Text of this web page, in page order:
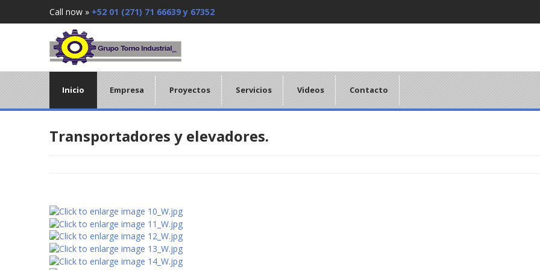
Call now » +52 01 (271) 71 66639 y 67352
Inicio Empresa Proyectos Servicios Videos Contacto
Transportadores y elevadores.